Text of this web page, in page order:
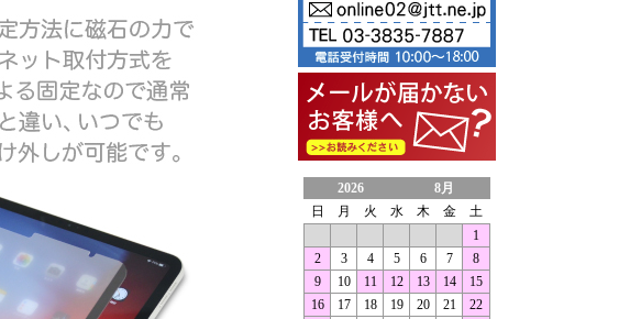
2026
8月
日
月 火 水 木 金
土
1
2
3 4 5 6 7
8
9
10 11 12 13 14
15
16
17 18 19 20 21
22